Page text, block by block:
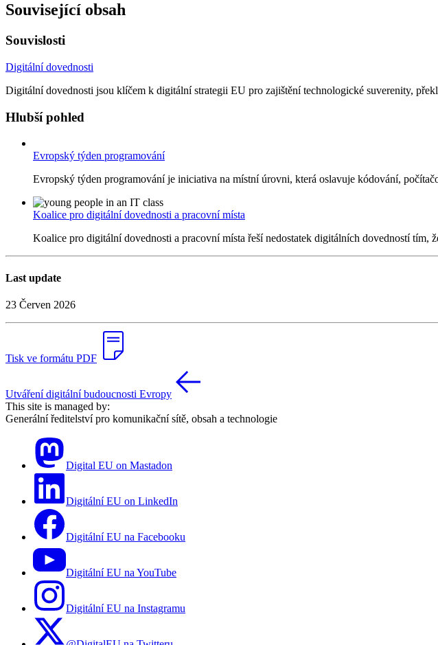
Související obsah
Souvislosti
Digitální dovednosti
Digitální dovednosti jsou klíčem k digitální strategii EU pro zajištění technologické suverenity,
Hlubší pohled
Evropský týden programování
Evropský týden programování je iniciativa na místní úrovni, která oslavuje kódování,
Koalice pro digitální dovednosti a pracovní místa
Koalice pro digitální dovednosti a pracovní místa řeší nedostatek digitálních dovedností tím,
Last update
23 Červen 2026
Tisk ve formátu PDF
Utváření digitální budoucnosti Evropy
This site is managed by:
Generální ředitelství pro komunikační sítě, obsah a technologie
Digital EU on Mastadon
Digitální EU on LinkedIn
Digitální EU na Facebooku
Digitální EU na YouTube
Digitální EU na Instagramu